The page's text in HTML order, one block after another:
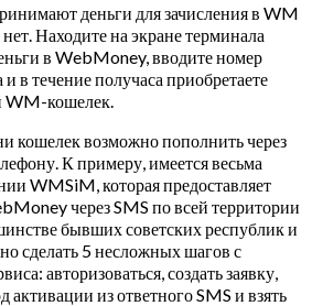
деньги для зачисления в WM
Находите на экране терминала
в WebMoney, вводите номер
в течение получаса приобретаете
WM-кошелек.
кошелек возможно пополнить через
К примеру, имеется весьма
WMSiM, которая предоставляет
через SMS по всей территории
бывших советских республик и
сделать 5 несложных шагов с
авторизоваться, создать заявку,
активации из ответного SMS и взять